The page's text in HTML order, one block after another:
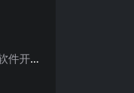
论需求分析对应用软件开发的重要性